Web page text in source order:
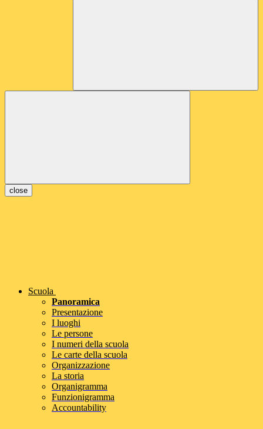
close
Scuola
Panoramica
Presentazione
I luoghi
Le persone
I numeri della scuola
Le carte della scuola
Organizzazione
La storia
Organigramma
Funzionigramma
Accountability